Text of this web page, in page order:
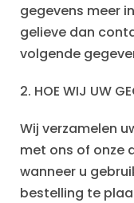
gegevens meer
gelieve dan
volgende
2. HOE WIJ UW
Wij verzamelen
met ons of onze
wanneer u
bestelling te